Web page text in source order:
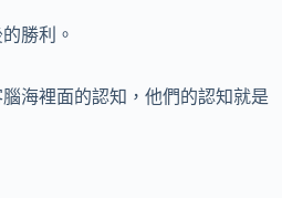
勝利。
海裡面的認知，他們的認知就是